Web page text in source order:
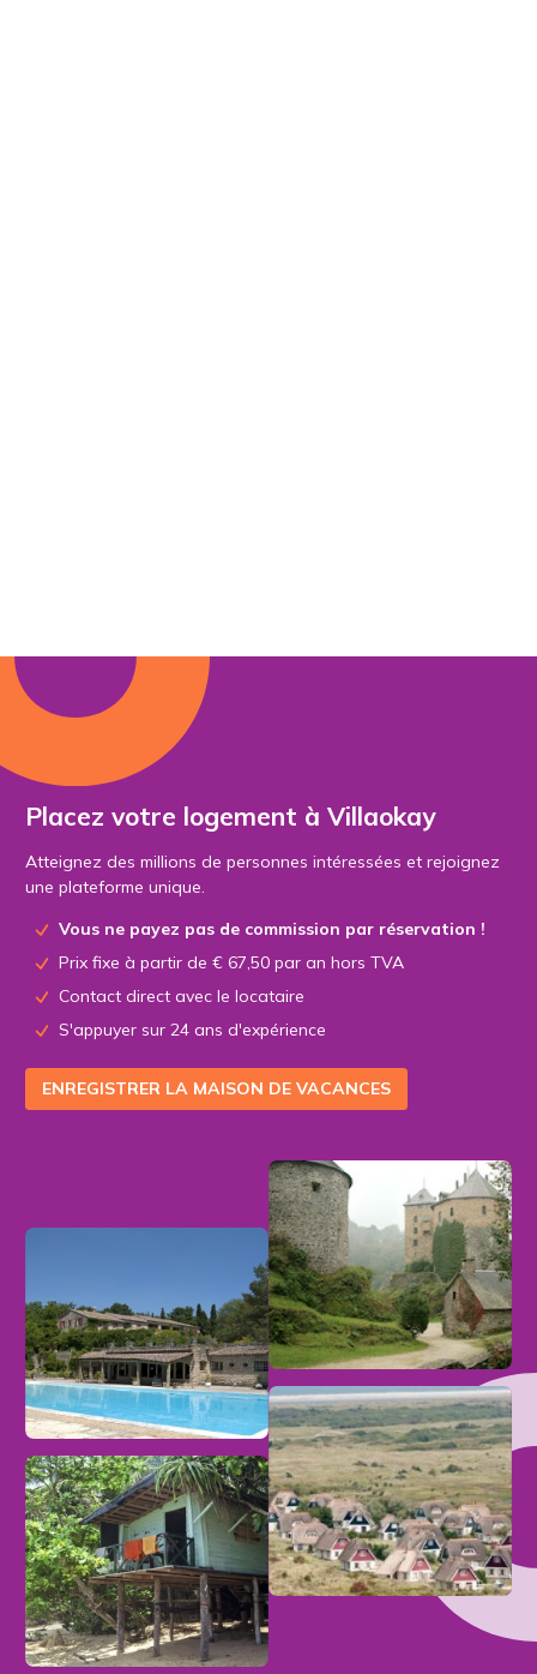
Placez votre logement à Villaokay
Atteignez des millions de personnes intéressées et rejoignez
une plateforme unique.
Vous ne payez pas de commission par réservation !
Prix fixe à partir de € 67,50 par an hors TVA
Contact direct avec le locataire
S'appuyer sur 24 ans d'expérience
ENREGISTRER LA MAISON DE VACANCES